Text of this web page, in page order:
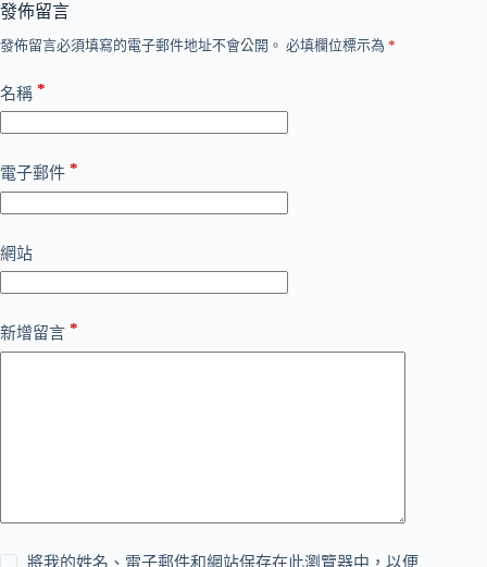
發佈留言
發佈留言必須填寫的電子郵件地址不會公開。 必填欄位標示為 *
名稱 *
電子郵件 *
網站
新增留言 *
將我的姓名、電子郵件和網站保存在此瀏覽器中，以便